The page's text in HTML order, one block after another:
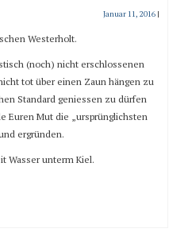
Januar 11, 2016 |
Westerholt.
(noch) nicht erschlossenen
tot über einen Zaun hängen zu
Standard geniessen zu dürfen
Euren Mut die „ursprünglichsten
ergründen.
Wasser unterm Kiel.